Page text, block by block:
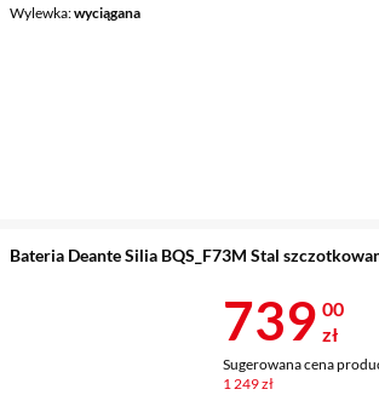
Wylewka wyciągana
Bateria Deante Silia BQS_F73M Stal
Cena
739 00
zł
Sugerowana cena
1 249 zł